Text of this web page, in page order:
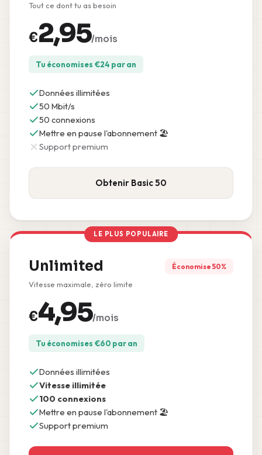
Tout ce dont tu as besoin
€2,95/mois
Tu économises €24 par an
Données illimitées
50 Mbit/s
50 connexions
Mettre en pause l'abonnement 🏖️
Support premium
Obtenir Basic 50
LE PLUS POPULAIRE
Unlimited Économise 50%
Vitesse maximale, zéro limite
€4,95/mois
Tu économises €60 par an
Données illimitées
Vitesse illimitée
100 connexions
Mettre en pause l'abonnement 🏖️
Support premium